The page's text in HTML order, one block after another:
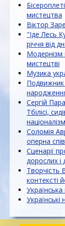
мистецтва
Віктор
"Іде Лесь
річчя від
Модернізм
мистецтві
Музика
Подвижник
Сергій
Тбілісі,
націоналізм
Соломія
оперна
Сценарії
дорослих і
Творчість
контексті
Українські